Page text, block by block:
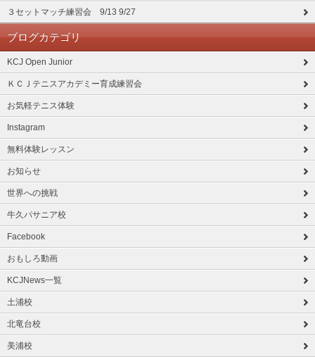
３セットマッチ練習会 9/13 9/27
ブログカテゴリ
KCJ Open Junior
ＫＣＪテニスアカデミー育成練習会
お気軽テニス体験
Instagram
無料体験レッスン
お知らせ
世界への挑戦
牛久パサニア校
Facebook
おもしろ動画
KCJNews一覧
土浦校
北竜台校
美浦校